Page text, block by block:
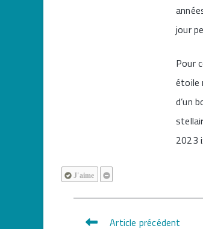
jour
Pour
étoile
d’un
2023
J'aime
Article précédent